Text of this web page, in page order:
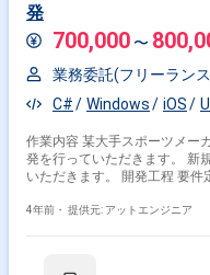
発
700,000 〜
業務委託(フリーラン
C#
Windows iOS
作業内容 某大手スポーツメー
発を行っていただきます。 新
いただきます。 開発工程 要件定義, 基本設計, 詳細設計, 実装, 単体テスト,
4年前・ 提供元: アットエンジニア